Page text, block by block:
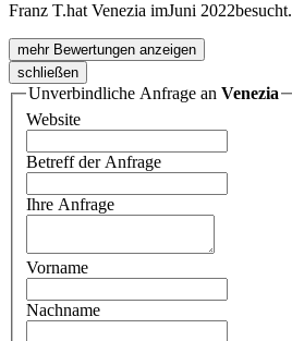
Franz T.hat Venezia imJuni 2022besucht.
mehr Bewertungen anzeigen
schließen
Unverbindliche Anfrage an Venezia
Website
Betreff der Anfrage
Ihre Anfrage
Vorname
Nachname